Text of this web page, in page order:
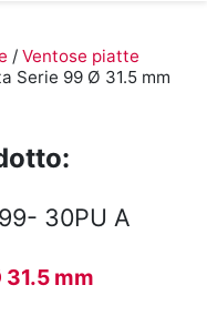
/ Ventose piatte
Serie 99 Ø 31.5 mm
99- 30PU A
mm